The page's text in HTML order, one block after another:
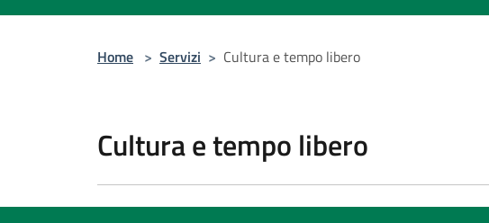
Home > Servizi > Cultura e tempo libero
Cultura e tempo libero